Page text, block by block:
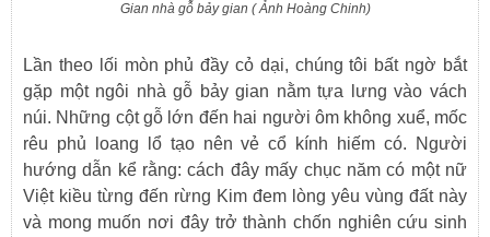
Gian nhà gỗ bảy gian ( Ảnh Hoàng Chinh)
Lần theo lối mòn phủ đầy cỏ dại, chúng tôi bất ngờ bắt
gặp một ngôi nhà gỗ bảy gian nằm tựa lưng vào vách
núi. Những cột gỗ lớn đến hai người ôm không xuể, mốc
rêu phủ loang lổ tạo nên vẻ cổ kính hiếm có. Người
hướng dẫn kể rằng: cách đây mấy chục năm có một nữ
Việt kiều từng đến rừng Kim đem lòng yêu vùng đất này
và mong muốn nơi đây trở thành chốn nghiên cứu sinh